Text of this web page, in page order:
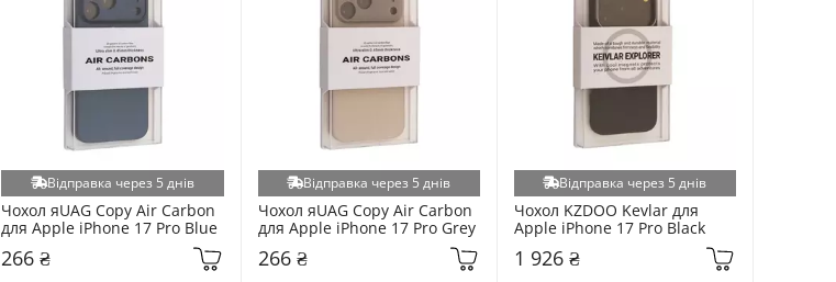
Відправка через 5 днів
Чохол яUAG Copy Air Carbon
для Apple iPhone 17 Pro Blue
266 ₴
Відправка через 5 днів
Чохол яUAG Copy Air Carbon
для Apple iPhone 17 Pro Grey
266 ₴
Відправка через 5 днів
Чохол KZDOO Kevlar для
Apple iPhone 17 Pro Black
1 926 ₴